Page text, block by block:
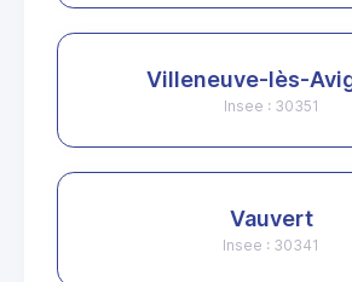
Villeneuve-lès-
Insee : 30351
Vauvert
Insee : 30341